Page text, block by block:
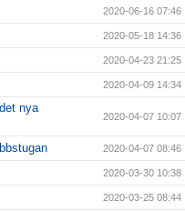
2020-06-16 07:46
2020-05-18 14:36
2020-04-23 21:25
2020-04-09 14:34
nya
2020-04-07 10:07
2020-04-07 08:46
2020-03-30 10:38
2020-03-25 08:44